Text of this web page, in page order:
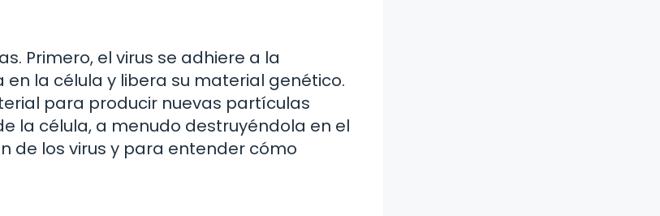
Primero, el virus se adhiere a la
la célula y libera su material genético.
para producir nuevas partículas
la célula, a menudo destruyéndola en el
de los virus y para entender cómo